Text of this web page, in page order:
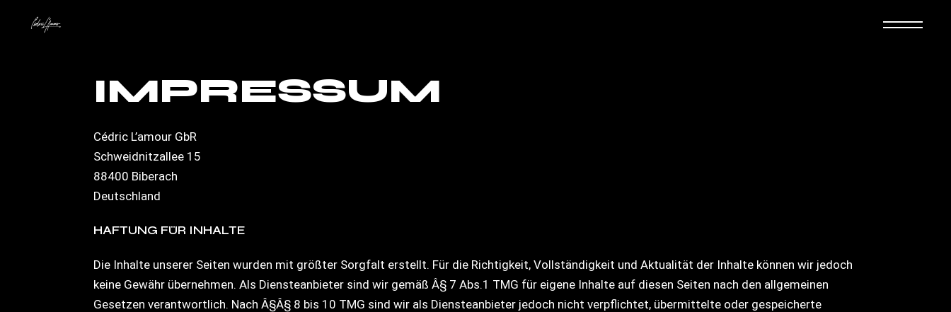
IMPRESSUM
Cédric L’amour GbR
Schweidnitzallee 15
88400 Biberach
Deutschland
HAFTUNG FÜR INHALTE
Die Inhalte unserer Seiten wurden mit größter Sorgfalt erstellt. Für die Richtigkeit, Vollständigkeit und Aktualität der Inhalte können wir jedoch
keine Gewähr übernehmen. Als Diensteanbieter sind wir gemäß Â§ 7 Abs.1 TMG für eigene Inhalte auf diesen Seiten nach den allgemeinen
Gesetzen verantwortlich. Nach Â§Â§ 8 bis 10 TMG sind wir als Diensteanbieter jedoch nicht verpflichtet, übermittelte oder gespeicherte